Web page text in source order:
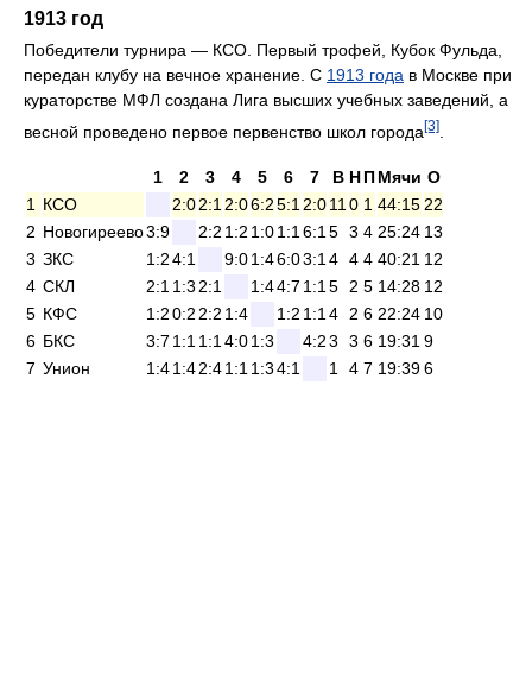
1913 год
Победители турнира — КСО. Первый трофей, Кубок Фульда,
передан клубу на вечное хранение. С 1913 года в Москве при
кураторстве МФЛ создана Лига высших учебных заведений, а
весной проведено первое первенство школ города[3]
1 2 3 4 5 6 7 В НПМячи О
1
КСО 2:02:1 2:06:25:1 2:011 0 1 44:15 22
2 Новогиреево3:9 2:2 1:2 1:01:1 6:1 5 3 4 25:24 13
3 ЗКС 1:24:1 9:01:46:03:1 4 4 4 40:21 12
4 СКЛ 2:1 1:3 2:1 1:44:7 1:1 5 2 5 14:28 12
5 КФС 1:20:2 2:2 1:4 1:2 1:1 4 2 6 22:24 10
6 БКС 3:7 1:1 1:1 4:01:3 4:23 3 6 19:31 9
7 Унион 1:41:42:41:1 1:34:1 1 4 7 19:396